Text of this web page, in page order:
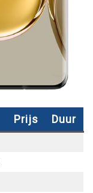
Prijs Duur